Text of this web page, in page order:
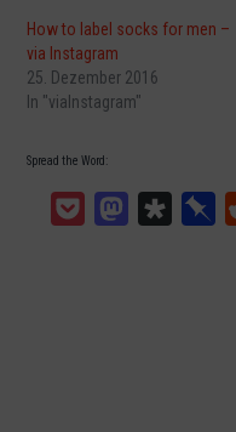
How to label socks for men –
via Instagram
25. Dezember 2016
In "viaInstagram"
Spread the Word:
Pocket Mastodon